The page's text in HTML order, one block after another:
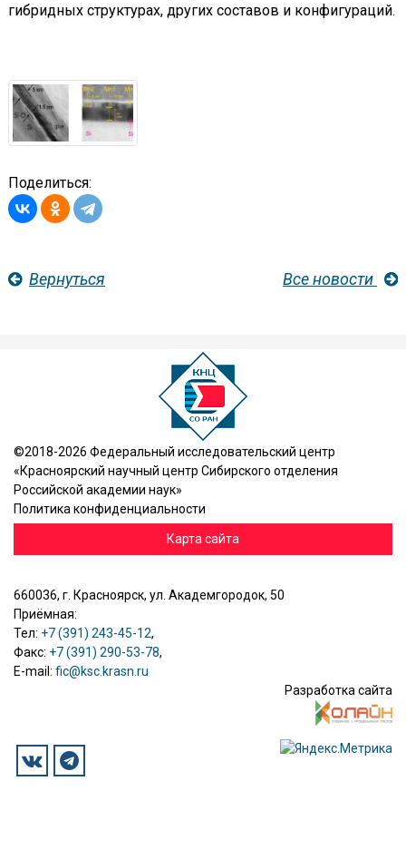
гибридных структурах, других составов и конфигураций.
Поделиться:
Вернуться Все новости
©2018-2026 Федеральный исследовательский центр
«Красноярский научный центр Сибирского отделения
Российской академии наук»
Политика конфиденциальности
Карта сайта
660036, г. Красноярск, ул. Академгородок, 50
Приёмная:
Тел: +7 (391) 243-45-12,
Факс: +7 (391) 290-53-78,
E-mail: fic@ksc.krasn.ru
Разработка сайта